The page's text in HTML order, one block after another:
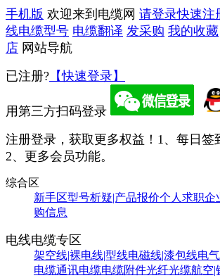
手机版 欢迎来到电缆网 请登录快速注
线电缆型号 电缆翻译 发采购 我的收藏
店 网站导航
已注册? 【快速登录】
用第三方扫码登录
注册登录，获取更多权益！ 1、每日签
2、更多会员功能。
综合区
新手区型号析疑|产品报价个人求职企
购信息
电线电缆专区
架空线|裸电线|型线电磁线|漆包线电
电缆通讯电缆电缆附件光纤光缆航空|